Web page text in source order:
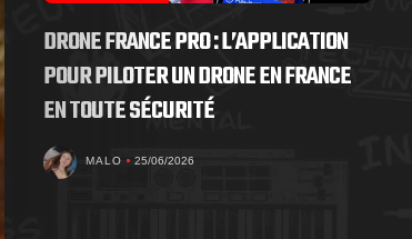
Search
DRONE FRANCE PRO : L’APPLICATION
POUR PILOTER UN DRONE EN FRANCE
EN TOUTE SÉCURITÉ
MALO 25/06/2026